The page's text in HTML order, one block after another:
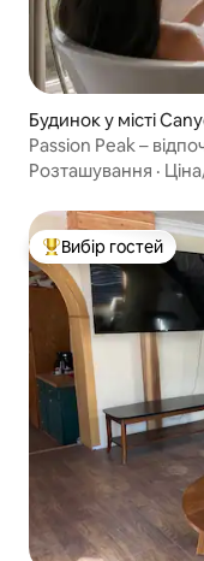
Будинок у місті
Passion Peak –
Розташування ·
Топ вибір гостей
Вибір гостей